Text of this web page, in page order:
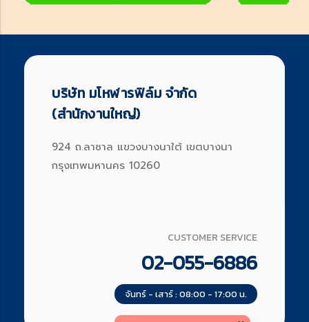
บริษัท มโหฬารฟิล์ม จำกัด
(สำนักงานใหญ่)
924 ถ.ลาซาล แขวงบางนาใต้ เขตบางนา
กรุงเทพมหานคร 10260
CUSTOMER SERVICE
02-055-6886
จันทร์ - เสาร์ : 08:00 - 17:00 น.